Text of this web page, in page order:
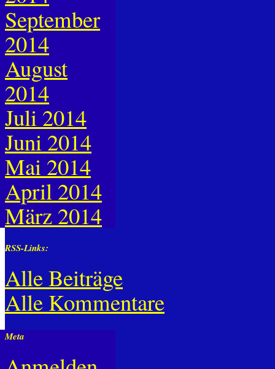
September
2014
August
2014
Juli 2014
Juni 2014
Mai 2014
April 2014
März 2014
RSS-Links:
Alle Beiträge
Alle Kommentare
Meta